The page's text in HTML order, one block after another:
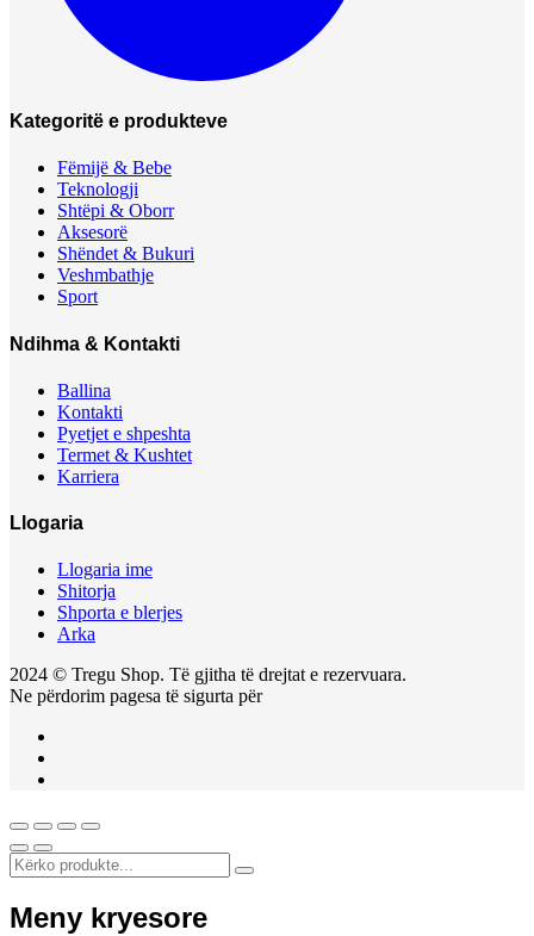
Kategoritë e produkteve
Fëmijë & Bebe
Teknologji
Shtëpi & Oborr
Aksesorë
Shëndet & Bukuri
Veshmbathje
Sport
Ndihma & Kontakti
Ballina
Kontakti
Pyetjet e shpeshta
Termet & Kushtet
Karriera
Llogaria
Llogaria ime
Shitorja
Shporta e blerjes
Arka
2024 © Tregu Shop. Të gjitha të drejtat e rezervuara.
Ne përdorim pagesa të sigurta për
Meny kryesore